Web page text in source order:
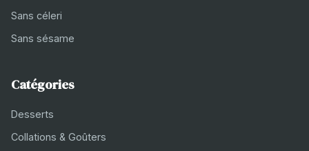
Sans céleri
Sans sésame
Catégories
Desserts
Collations & Goûters